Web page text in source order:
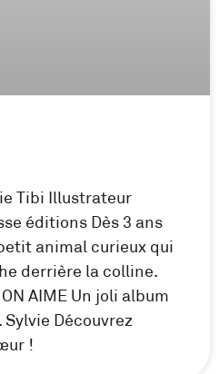
Tibi Illustrateur
éditions Dès 3 ans
animal curieux qui
derrière la colline.
AIME Un joli album
Découvrez
!